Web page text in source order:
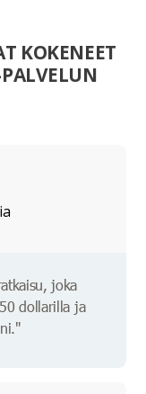
KOKENEET
joka
dollarilla ja